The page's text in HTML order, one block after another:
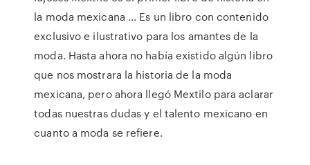
la moda mexicana ... Es un libro con contenido
exclusivo e ilustrativo para los amantes de la
moda. Hasta ahora no había existido algún libro
que nos mostrara la historia de la moda
mexicana, pero ahora llegó Mextilo para aclarar
todas nuestras dudas y el talento mexicano en
cuanto a moda se refiere.